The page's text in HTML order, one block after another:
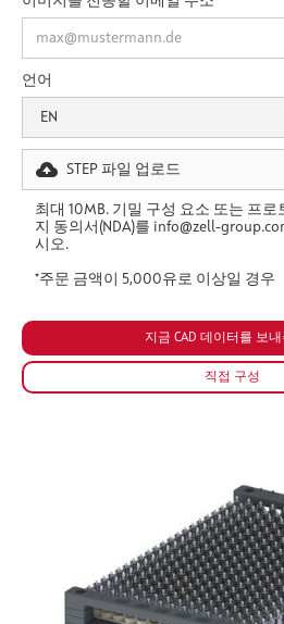
언어
STEP 파일 업로드
최대 10MB. 기밀 구성 요소 또는 프
지 동의서(NDA)를 info@zell-
시오.
*주문 금액이 5,000유로 이상일 경우
직접 구성